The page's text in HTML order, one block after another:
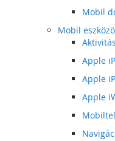
Mobil
Mobil
Apple
Apple
Apple